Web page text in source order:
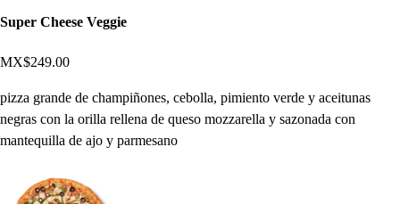
Super Cheese Veggie
MX$249.00
pizza grande de champiñones, cebolla, pimiento verde y aceitunas
negras con la orilla rellena de queso mozzarella y sazonada con
mantequilla de ajo y parmesano